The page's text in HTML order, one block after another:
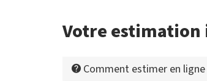
Votre
Comment estimer en